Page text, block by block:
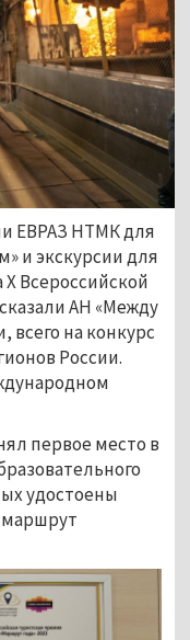
ЕВРАЗ НТМК для
и экскурсии для
Всероссийской
АН «Между
всего на конкурс
России.
первое место в
удостоены